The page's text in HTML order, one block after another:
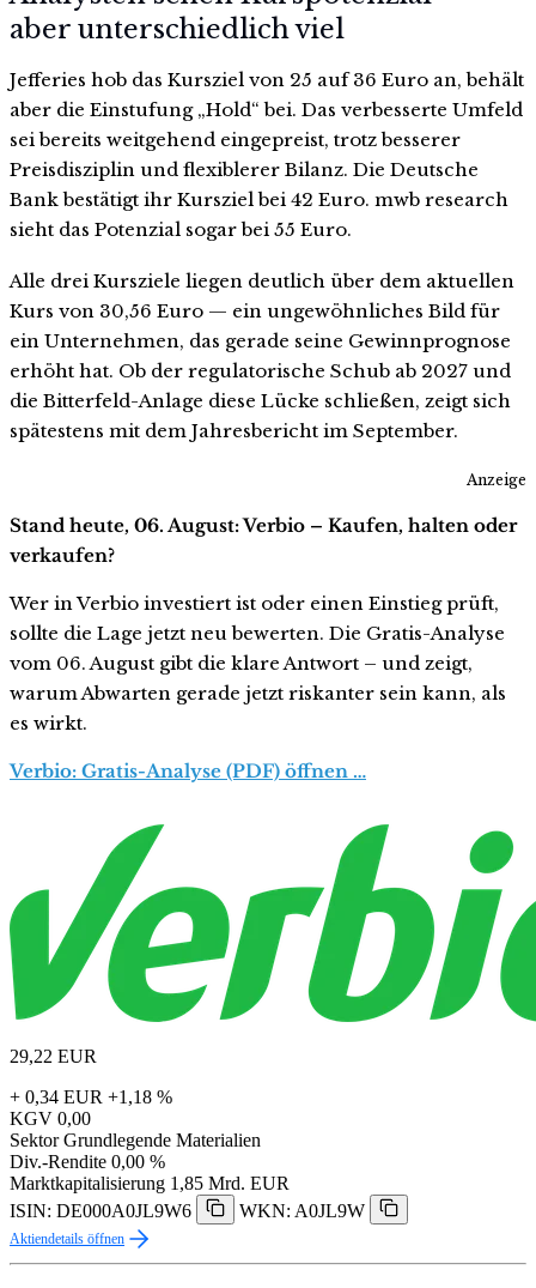
aber unterschiedlich viel
Jefferies hob das Kursziel von 25 auf 36 Euro an, behält
aber die Einstufung „Hold“ bei. Das verbesserte Umfeld
sei bereits weitgehend eingepreist, trotz besserer
Preisdisziplin und flexiblerer Bilanz. Die Deutsche
Bank bestätigt ihr Kursziel bei 42 Euro. mwb research
sieht das Potenzial sogar bei 55 Euro.
Alle drei Kursziele liegen deutlich über dem aktuellen
Kurs von 30,56 Euro — ein ungewöhnliches Bild für
ein Unternehmen, das gerade seine Gewinnprognose
erhöht hat. Ob der regulatorische Schub ab 2027 und
die Bitterfeld-Anlage diese Lücke schließen, zeigt sich
spätestens mit dem Jahresbericht im September.
Anzeige
Stand heute, 06. August: Verbio – Kaufen, halten oder
verkaufen?
Wer in Verbio investiert ist oder einen Einstieg prüft,
sollte die Lage jetzt neu bewerten. Die Gratis-Analyse
vom 06. August gibt die klare Antwort – und zeigt,
warum Abwarten gerade jetzt riskanter sein kann, als
es wirkt.
Verbio: Gratis-Analyse (PDF) öffnen …
29,22 EUR
+ 0,34 EUR +1,18 %
KGV 0,00
Sektor Grundlegende Materialien
Div.-Rendite 0,00 %
Marktkapitalisierung 1,85 Mrd. EUR
ISIN: DE000A0JL9W6
WKN: A0JL9W
Aktiendetails öffnen